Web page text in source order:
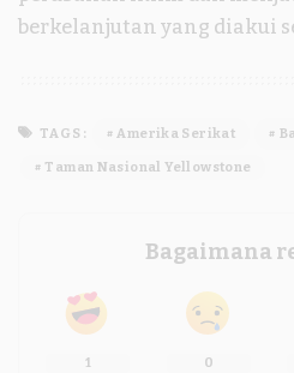
berkelanjutan yang diakui
TAGS: Amerika Serikat
Taman Nasional Yellowstone
Bagaimana
1 0